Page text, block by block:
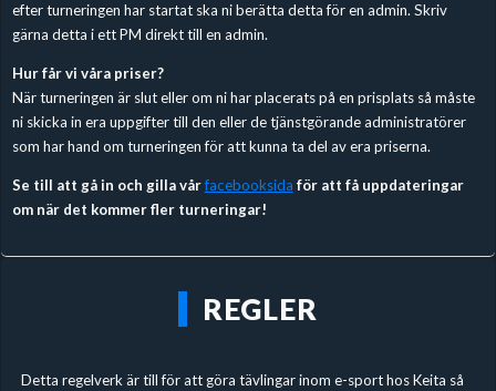
efter turneringen har startat ska ni berätta detta för en admin. Skriv
gärna detta i ett PM direkt till en admin.
Hur får vi våra priser?
När turneringen är slut eller om ni har placerats på en prisplats så måste
ni skicka in era uppgifter till den eller de tjänstgörande administratörer
som har hand om turneringen för att kunna ta del av era priserna.
Se till att gå in och gilla vårfacebooksida för att få uppdateringar
om när det kommer fler turneringar!
REGLER
Detta regelverk är till för att göra tävlingar inom e-sport hos Keita så